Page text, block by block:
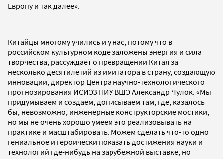
Европу и так далее».
Китайцы многому учились и у нас, потому что в
российском культурном коде заложены энергия и сила
творчества, рассуждает о превращении Китая за
несколько десятилетий из имитатора в страну, создающую
инновации, директор Центра научно-технологического
прогнозирования ИСИЭЗ НИУ ВШЭ Александр Чулок. «Мы
придумываем и создаем, дописываем там, где, казалось
бы, невозможно, инженерные конструкторские мостики,
но мы не очень хорошо умеем это реализовывать на
практике и масштабировать. Можем сделать что-то одно
гениальное и героически показать достижения науки и
технологий где-нибудь на зарубежной выставке, но